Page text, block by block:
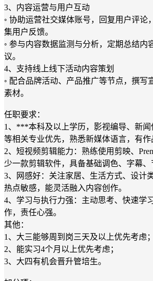
3、内容运营与用户互动
◦ 协助运营社交媒体账号，回复用户评论
集用户反馈。
◦ 参与内容数据监测与分析，定期总结内
议。
4、支持线上线下活动内容策划
◦ 配合品牌活动、产品推广等节点，撰写
素材。
任职要求：
1、***本科及以上学历，影视编导、新
等相关专业优先，熟悉新媒体语言，有作
2、短视频剪辑能力：熟练使用剪映、
少一款剪辑软件，具备基础调色、字幕、
3、网感好：关注家居、生活方式、设计
热点敏感，能灵活融入内容创作。
4、学习与执行力强：主动思考、快速学
作，责任心强。
其他：
1、大三能够周到岗三天及以上优先考虑；
2、能实习4个月以上优先考虑；
3、大四有机会晋升管培生。